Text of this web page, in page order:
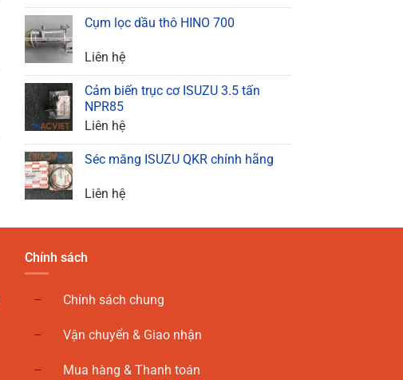
Cụm lọc dầu thô HINO 700
Liên hệ
Cảm biến trục cơ ISUZU 3.5 tấn
NPR85
Liên hệ
Séc măng ISUZU QKR chính hãng
Liên hệ
Chính sách
Chính sách chung
Vận chuyển & Giao nhận
Mua hàng & Thanh toán